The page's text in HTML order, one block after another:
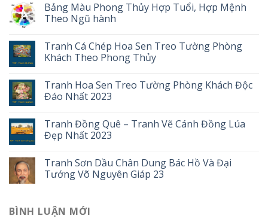
Bảng Màu Phong Thủy Hợp Tuổi, Hợp Mệnh
Theo Ngũ hành
Tranh Cá Chép Hoa Sen Treo Tường Phòng
Khách Theo Phong Thủy
Tranh Hoa Sen Treo Tường Phòng Khách Độc
Đáo Nhất 2023
Tranh Đồng Quê – Tranh Vẽ Cánh Đồng Lúa
Đẹp Nhất 2023
Tranh Sơn Dầu Chân Dung Bác Hồ Và Đại
Tướng Võ Nguyên Giáp 23
BÌNH LUẬN MỚI